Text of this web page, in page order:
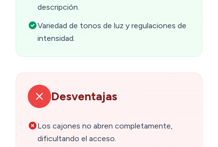
descripción.
Variedad de tonos de luz y regulaciones de
intensidad.
Desventajas
Los cajones no abren completamente,
dificultando el acceso.